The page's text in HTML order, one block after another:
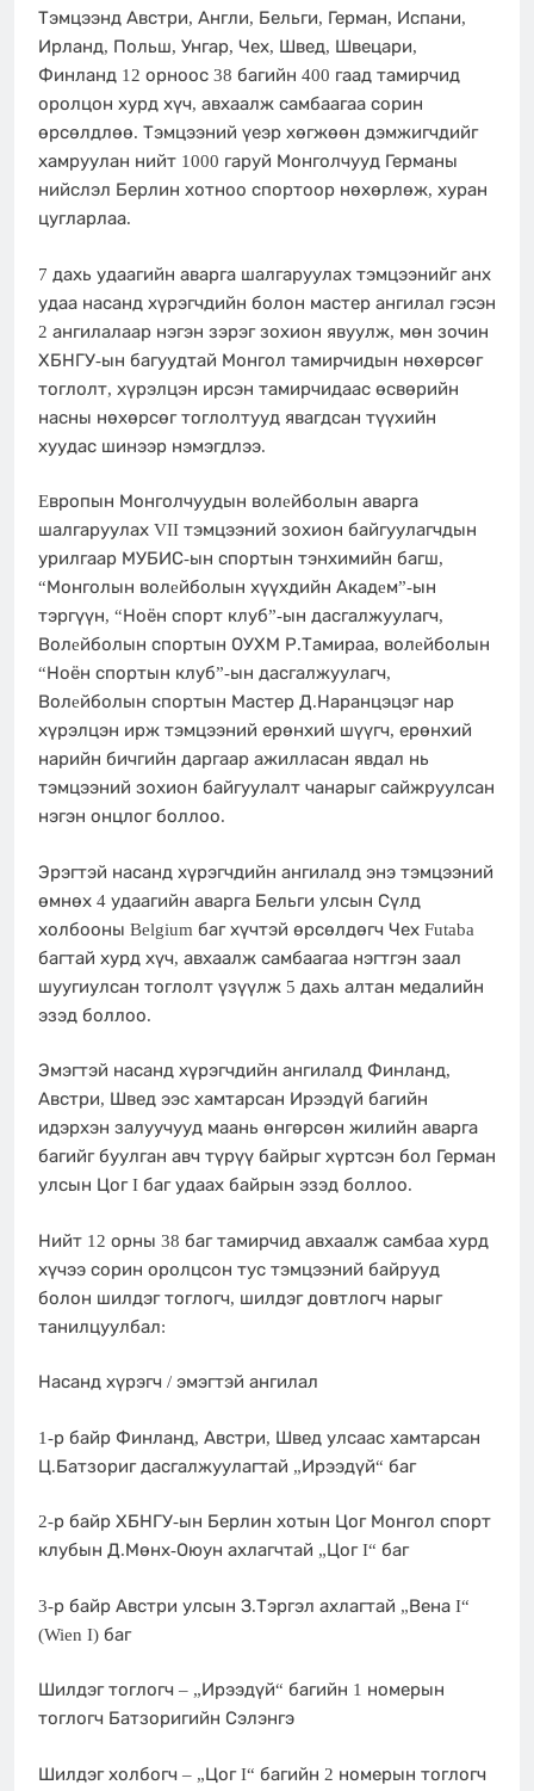
Тэмцээнд Австри, Англи, Бельги, Герман, Испани,
Ирланд, Польш, Унгар, Чех, Швед, Швецари,
Финланд 12 орноос 38 багийн 400 гаад тамирчид
оролцон хурд хүч, авхаалж самбаагаа сорин
өрсөлдлөө. Тэмцээний үеэр хөгжөөн дэмжигчдийг
хамруулан нийт 1000 гаруй Монголчууд Германы
нийслэл Берлин хотноо спортоор нөхөрлөж, хуран
цугларлаа.
7 дахь удаагийн аварга шалгаруулах тэмцээнийг анх
удаа насанд хүрэгчдийн болон мастер ангилал гэсэн
2 ангилалаар нэгэн зэрэг зохион явуулж, мөн зочин
ХБНГУ-ын багуудтай Монгол тамирчидын нөхөрсөг
тоглолт, хүрэлцэн ирсэн тамирчидаас өсвөрийн
насны нөхөрсөг тоглолтууд явагдсан түүхийн
хуудас шинээр нэмэгдлээ.
Eвропын Монголчуудын волeйболын аварга
шалгаруулах VII тэмцээний зохион байгуулагчдын
урилгаар МУБИС-ын спортын тэнхимийн багш,
“Монголын волeйболын хүүхдийн Акадeм”-ын
тэргүүн, “Ноён спорт клуб”-ын дасгалжуулагч,
Волeйболын спортын ОУХМ Р.Тамираа, волeйболын
“Ноён спортын клуб”-ын дасгалжуулагч,
Волeйболын спортын Мастер Д.Наранцэцэг нар
хүрэлцэн ирж тэмцээний ерөнхий шүүгч, ерөнхий
нарийн бичгийн даргаар ажилласан явдал нь
тэмцээний зохион байгуулалт чанарыг сайжруулсан
нэгэн онцлог боллоо.
Эрэгтэй насанд хүрэгчдийн ангилалд энэ тэмцээний
өмнөх 4 удаагийн аварга Бельги улсын Сүлд
холбооны Belgium баг хүчтэй өрсөлдөгч Чех Futaba
багтай хурд хүч, авхаалж самбаагаа нэгтгэн заал
шуугиулсан тоглолт үзүүлж 5 дахь алтан медалийн
эзэд боллоо.
Эмэгтэй насанд хүрэгчдийн ангилалд Финланд,
Австри, Швед ээс хамтарсан Ирээдүй багийн
идэрхэн залуучууд маань өнгөрсөн жилийн аварга
багийг буулган авч түрүү байрыг хүртсэн бол Герман
улсын Цог I баг удаах байрын эзэд боллоо.
Нийт 12 орны 38 баг тамирчид авхаалж самбаа хурд
хүчээ сорин оролцсон тус тэмцээний байрууд
болон шилдэг тоглогч, шилдэг довтлогч нарыг
танилцуулбал:
Насанд хүрэгч / эмэгтэй ангилал
1-р байр Финланд, Австри, Швед улсаас хамтарсан
Ц.Батзориг дасгалжуулагтай „Ирээдүй“ баг
2-р байр ХБНГУ-ын Берлин хотын Цог Монгол спорт
клубын Д.Мөнх-Оюун ахлагчтай „Цог I“ баг
3-р байр Австри улсын З.Тэргэл ахлагтай „Вена I“
(Wien I) баг
Шилдэг тоглогч – „Ирээдүй“ багийн 1 номерын
тоглогч Батзоригийн Сэлэнгэ
Шилдэг холбогч – „Цог I“ багийн 2 номерын тоглогч